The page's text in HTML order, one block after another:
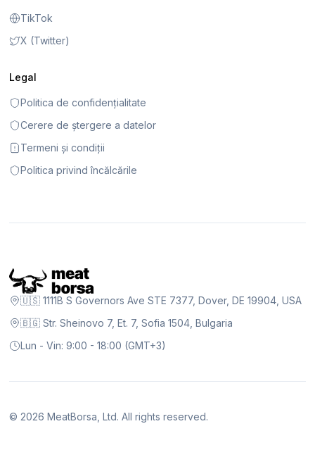
TikTok
X (Twitter)
Legal
Politica de confidențialitate
Cerere de ștergere a datelor
Termeni și condiții
Politica privind încălcările
🇺🇸 1111B S Governors Ave STE 7377, Dover, DE 19904, USA
🇧🇬 Str. Sheinovo 7, Et. 7, Sofia 1504, Bulgaria
Lun - Vin: 9:00 - 18:00 (GMT+3)
© 2026 MeatBorsa, Ltd. All rights reserved.